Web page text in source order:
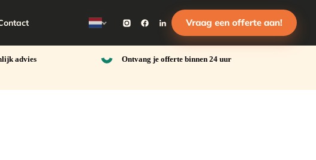
Vraag een offerte aan!
advies Ontvang je offerte binnen 24 uur